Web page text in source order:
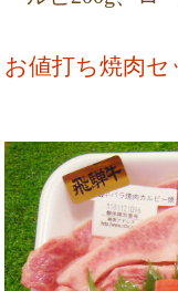
お値打ち焼肉セ